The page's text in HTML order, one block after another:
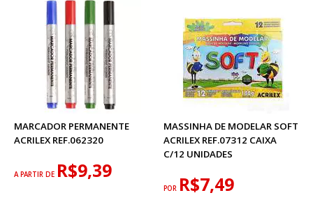
MARCADOR PERMANENTE
ACRILEX REF.062320
A PARTIR DE R$9,39
MASSINHA DE MODELAR SOFT
ACRILEX REF.07312 CAIXA
C/12 UNIDADES
POR R$7,49